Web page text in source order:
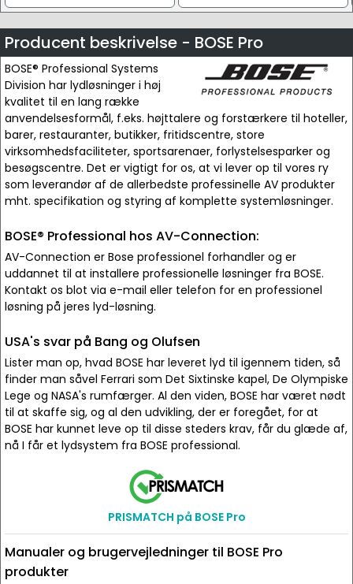
Producent beskrivelse - BOSE Pro
BOSE® Professional Systems
Division har lydløsninger i høj
kvalitet til en lang række
anvendelsesformål, f.eks. højttalere og forstærkere til hoteller,
barer, restauranter, butikker, fritidscentre, store
virksomhedsfaciliteter, sportsarenaer, forlystelsesparker og
besøgscentre. Det er vigtigt for os, at vi lever op til vores ry
som leverandør af de allerbedste professinelle AV produkter
mht. specifikation og styring af komplette systemløsninger.
BOSE® Professional hos AV-Connection:
AV-Connection er Bose professionel forhandler og er
uddannet til at installere professionelle løsninger fra BOSE.
Kontakt os blot via e-mail eller telefon for en professionel
løsning på jeres lyd-løsning.
USA's svar på Bang og Olufsen
Lister man op, hvad BOSE har leveret lyd til igennem tiden, så
finder man såvel Ferrari som Det Sixtinske kapel, De Olympiske
Lege og NASA's rumfærger. Al den viden, BOSE har været nødt
til at skaffe sig, og al den udvikling, der er foregået, for at
BOSE har kunnet leve op til disse steders krav, får du glæde af,
nå I får et lydsystem fra BOSE professional.
PRISMATCH på BOSE Pro
Manualer og brugervejledninger til BOSE Pro
produkter